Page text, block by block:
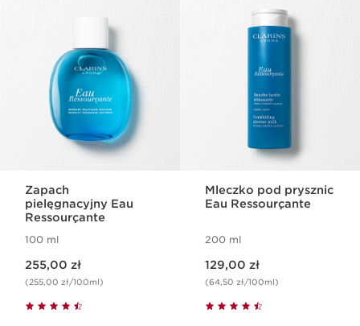
Zapach
pielęgnacyjny Eau
Ressourçante
100 ml
255,00 zł
(255,00 zł/100ml)
Mleczko pod prysznic
Eau Ressourçante
200 ml
129,00 zł
(64,50 zł/100ml)